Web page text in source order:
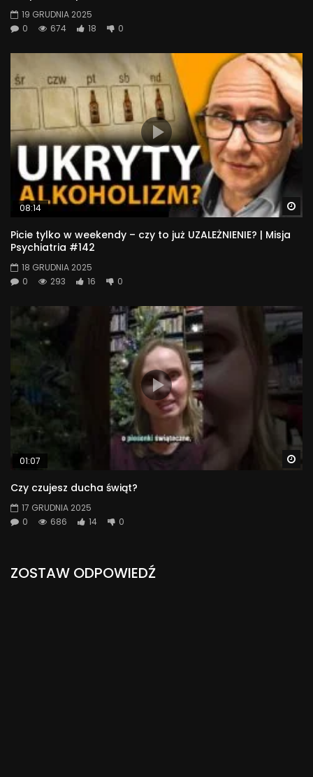
19 GRUDNIA 2025
0
674 18 0
08:14
Picie tylko w weekendy – czy to już UZALEŻNIENIE? | Misja
Psychiatria #142
18 GRUDNIA 2025
0
293 16 0
01:07
Czy czujesz ducha świąt?
17 GRUDNIA 2025
0
686 14 0
ZOSTAW ODPOWIEDŹ